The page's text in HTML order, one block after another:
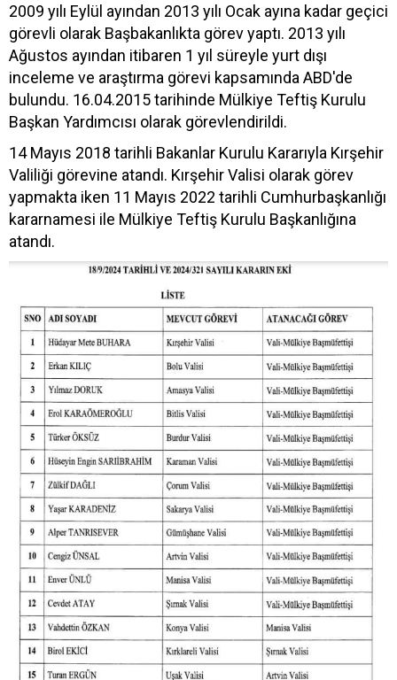
2009 yılı Eylül ayından 2013 yılı Ocak ayına kadar geçici
görevli olarak Başbakanlıkta görev yaptı. 2013 yılı
Ağustos ayından itibaren 1 yıl süreyle yurt dışı
inceleme ve araştırma görevi kapsamında ABD'de
bulundu. 16.04.2015 tarihinde Mülkiye Teftiş Kurulu
Başkan Yardımcısı olarak görevlendirildi.
14 Mayıs 2018 tarihli Bakanlar Kurulu Kararıyla Kırşehir
Valiliği görevine atandı. Kırşehir Valisi olarak görev
yapmakta iken 11 Mayıs 2022 tarihli Cumhurbaşkanlığı
kararnamesi ile Mülkiye Teftiş Kurulu Başkanlığına
atandı.